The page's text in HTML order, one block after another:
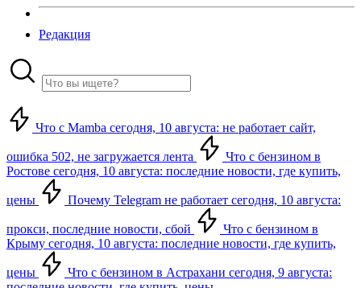
Редакция
Что с Mamba сегодня, 10 августа: не работает сайт,
ошибка 502, не загружается лента
Что с бензином в
Ростове сегодня, 10 августа: последние новости, где купить,
цены Почему Telegram не работает сегодня, 10 августа:
прокси, последние новости, сбой
Что с бензином в
Крыму сегодня, 10 августа: последние новости, где купить,
цены
Что с бензином в Астрахани сегодня, 9 августа: